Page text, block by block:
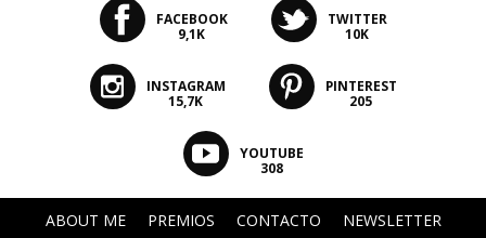
FACEBOOK
9,1K
TWITTER
10K
INSTAGRAM
15,7K
PINTEREST
205
YOUTUBE
308
ABOUT ME PREMIOS CONTACTO
NEWSLETTER